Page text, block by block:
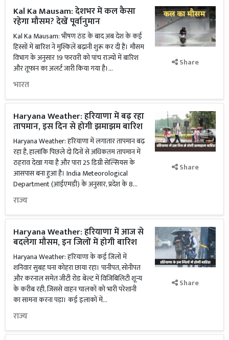
Kal Ka Mausam: देशभर में कल कैसा
रहेगा मौसम? देखें पूर्वानुमान
Kal Ka Mausam: भीषण ठंड के बाद अब देश के कई
हिस्सों में बारिश ने मुश्किलें बढ़ानी शुरू कर दी हैं। मौसम
विभाग के अनुसार 19 फरवरी को पांच राज्यों में बारिश
और तूफान का अलर्ट जारी किया गया है।...
भारत
Share
Haryana Weather: हरियाणा में बढ़ रहा
तापमान, इस दिन से होगी झमाझम बारिश
Haryana Weather: हरियाणा में लगातार तापमान बढ़
रहा है, हालांकि पिछले दो दिनों से अधिकतम तापमान में
ठहराव देखा गया है और पारा 25 डिग्री सेल्सियस के
आसपास बना हुआ है। India Meteorological
Department (आईएमडी) के अनुसार, प्रदेश के 8...
राज्य
Share
Haryana Weather: हरियाणा में आज से
बदलेगा मौसम, इन जिलों में होगी बारिश
Haryana Weather: हरियाणा के कई जिलों में
शनिवार सुबह घना कोहरा छाया रहा। पानीपत, सोनीपत
और करनाल समेत जीटी रोड बेल्ट में विजिबिलिटी शून्य
के करीब रही, जिससे वाहन चालकों को भारी परेशानी
का सामना करना पड़ा। कई इलाकों में...
राज्य
Share